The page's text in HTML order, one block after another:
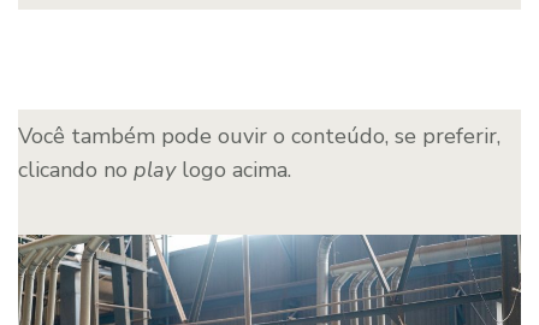
Você também pode ouvir o conteúdo, se preferir,
clicando no playlogo acima.